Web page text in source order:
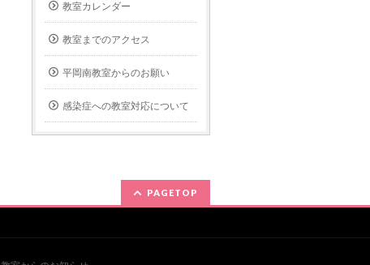
教室カレンダー
教室までのアクセス
平岡南教室からのお願い
感染症への教室対応について
PAGETOP